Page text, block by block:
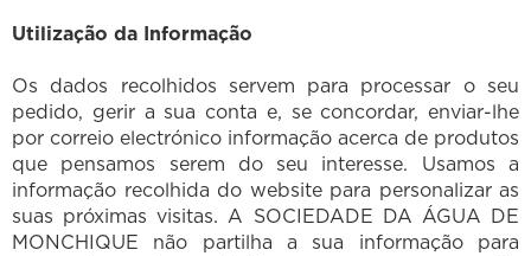
Utilização da Informação
Os dados recolhidos servem para processar o seu
pedido, gerir a sua conta e, se concordar, enviar-lhe
por correio electrónico informação acerca de produtos
que pensamos serem do seu interesse. Usamos a
informação recolhida do website para personalizar as
suas próximas visitas. A SOCIEDADE DA ÁGUA DE
MONCHIQUE não partilha a sua informação para